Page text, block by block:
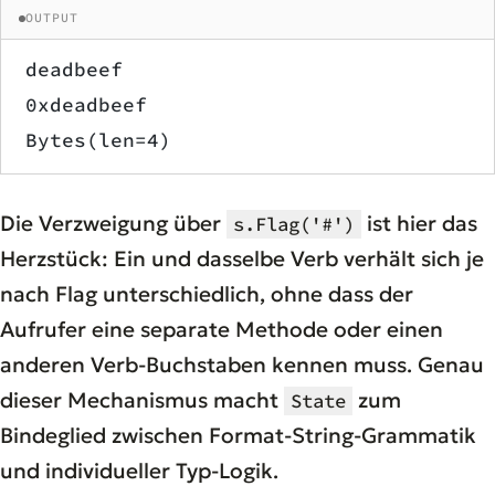
OUTPUT
deadbeef
0xdeadbeef
Bytes(len=4)
Die Verzweigung über s.Flag('#')
ist hier das
Herzstück: Ein und dasselbe Verb verhält sich je
nach Flag unterschiedlich, ohne dass der
Aufrufer eine separate Methode oder einen
anderen Verb-Buchstaben kennen muss. Genau
dieser Mechanismus macht State zum
Bindeglied zwischen Format-String-Grammatik
und individueller Typ-Logik.